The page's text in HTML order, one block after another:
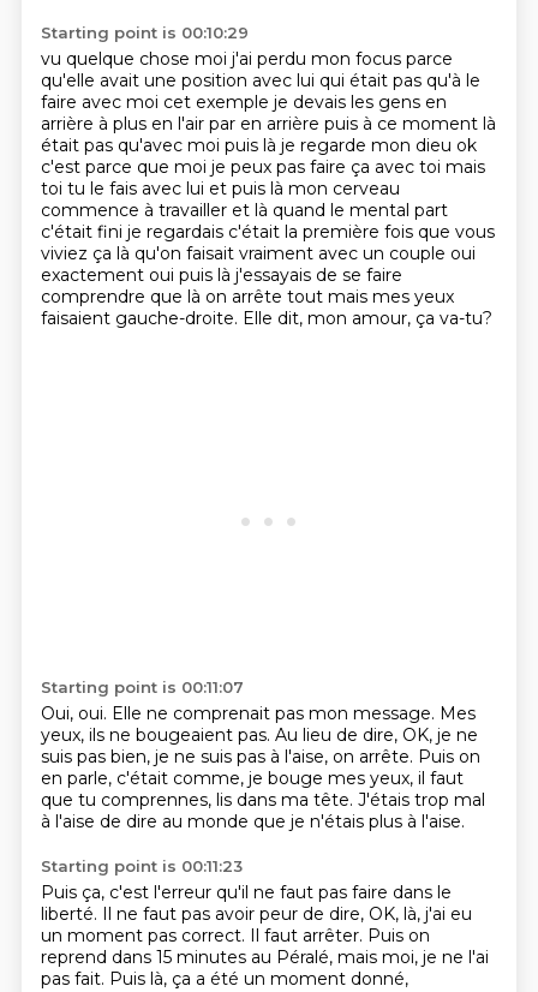
Starting point is 00:10:29
vu quelque chose moi j'ai perdu mon focus parce
qu'elle avait une position avec lui qui était pas qu'à le
faire avec moi cet exemple je devais les gens en
arrière à plus en l'air par en arrière puis à ce moment là
était pas qu'avec moi puis là je regarde mon dieu ok
c'est parce que moi je peux pas faire ça avec toi mais
toi tu le fais avec lui et puis là mon cerveau
commence à travailler et là quand le mental part
c'était fini je regardais c'était la première fois que vous
viviez ça là qu'on faisait vraiment avec un couple oui
exactement oui puis là j'essayais de se faire
comprendre que là on arrête tout mais mes yeux
faisaient gauche-droite. Elle dit, mon amour, ça va-tu?
Starting point is 00:11:07
Oui, oui. Elle ne comprenait pas mon message. Mes
yeux, ils ne bougeaient pas. Au lieu de dire, OK, je ne
suis pas bien, je ne suis pas à l'aise, on arrête. Puis on
en parle, c'était comme, je bouge mes yeux, il faut
que tu comprennes, lis dans ma tête. J'étais trop mal
à l'aise de dire au monde que je n'étais plus à l'aise.
Starting point is 00:11:23
Puis ça, c'est l'erreur qu'il ne faut pas faire dans le
liberté. Il ne faut pas avoir peur de dire, OK, là, j'ai eu
un moment pas correct. Il faut arrêter. Puis on
reprend dans 15 minutes au Péralé, mais moi, je ne l'ai
pas fait. Puis là, ça a été un moment donné,